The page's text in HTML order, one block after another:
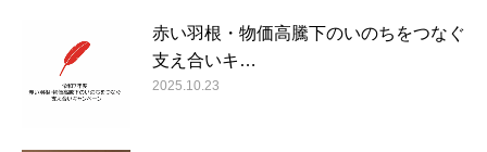
赤い羽根・物価高騰下のいのちをつなぐ
支え合いキ…
2025.10.23